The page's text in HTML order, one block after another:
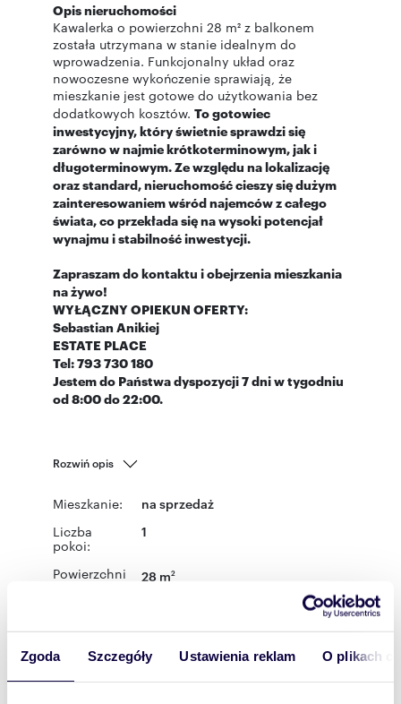
Zgoda Szczegóły Ustawienia reklam O plikach
Opis nieruchomości
Kawalerka o powierzchni 28 m² z balkonem
została utrzymana w stanie idealnym do
wprowadzenia. Funkcjonalny układ oraz
nowoczesne wykończenie sprawiają, że
mieszkanie jest gotowe do użytkowania bez
dodatkowych kosztów. To gotowiec
inwestycyjny, który świetnie sprawdzi się
zarówno w najmie krótkoterminowym, jak i
długoterminowym. Ze względu na lokalizację
oraz standard, nieruchomość cieszy się dużym
zainteresowaniem wśród najemców z całego
świata, co przekłada się na wysoki potencjał
wynajmu i stabilność inwestycji.
Zapraszam do kontaktu i obejrzenia mieszkania
na żywo!
WYŁĄCZNY OPIEKUN OFERTY:
Sebastian Anikiej
ESTATE PLACE
Tel: 793 730 180
Jestem do Państwa dyspozycji 7 dni w tygodniu
od 8:00 do 22:00.
Rozwiń opis
Mieszkanie: na sprzedaż
Liczba
pokoi:
1
Powierzchni
28 m2
mazowieckie
powiat:Warszawagmina:Włochy
Włochyulica: Wiktoryn
Podobne oferty w tej lokalizacji